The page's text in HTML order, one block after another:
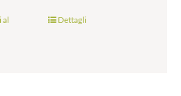
al
Dettagli